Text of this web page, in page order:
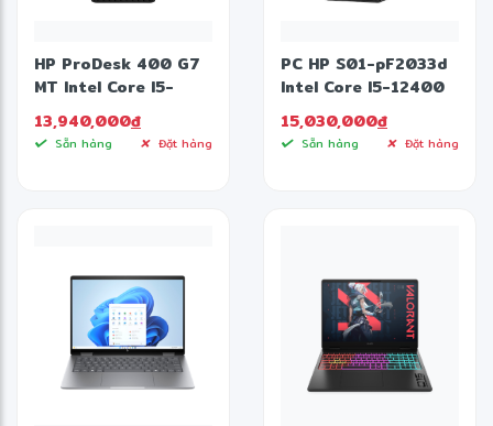
HP ProDesk 400 G7
MT Intel Core I5-
10505 PC
13,940,000đ
Sẵn hàng Đặt hàng
PC HP S01-pF2033d
Intel Core I5-12400
15,030,000đ
Sẵn hàng Đặt hàng